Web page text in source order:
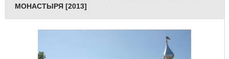
МОНАСТЫРЯ [2013]